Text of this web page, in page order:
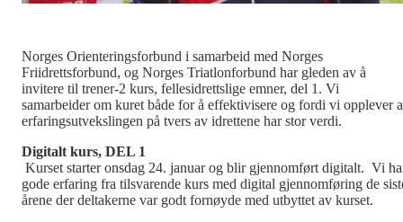
Norges Orienteringsforbund i samarbeid med Norges
Friidrettsforbund, og Norges Triatlonforbund har gleden av å
invitere til trener-2 kurs, fellesidrettslige emner, del 1. Vi
samarbeider om kuret både for å effektivisere og fordi vi opplever
erfaringsutvekslingen på tvers av idrettene har stor verdi.
Digitalt kurs, DEL 1
Kurset starter onsdag 24. januar og blir gjennomført digitalt. Vi
gode erfaring fra tilsvarende kurs med digital gjennomføring de
årene der deltakerne var godt fornøyde med utbyttet av kurset.